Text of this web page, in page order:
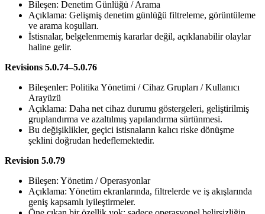
Bileşen: Denetim Günlüğü / Arama
Açıklama: Gelişmiş denetim günlüğü filtreleme, görüntüleme
ve arama koşulları.
İstisnalar, belgelenmemiş kararlar değil, açıklanabilir olaylar
haline gelir.
Revisions 5.0.74–5.0.76
Bileşenler: Politika Yönetimi / Cihaz Grupları / Kullanıcı
Arayüzü
Açıklama: Daha net cihaz durumu göstergeleri, geliştirilmiş
gruplandırma ve azaltılmış yapılandırma sürtünmesi.
Bu değişiklikler, geçici istisnaların kalıcı riske dönüşme
şeklini doğrudan hedeflemektedir.
Revision 5.0.79
Bileşen: Yönetim / Operasyonlar
Açıklama: Yönetim ekranlarında, filtrelerde ve iş akışlarında
geniş kapsamlı iyileştirmeler.